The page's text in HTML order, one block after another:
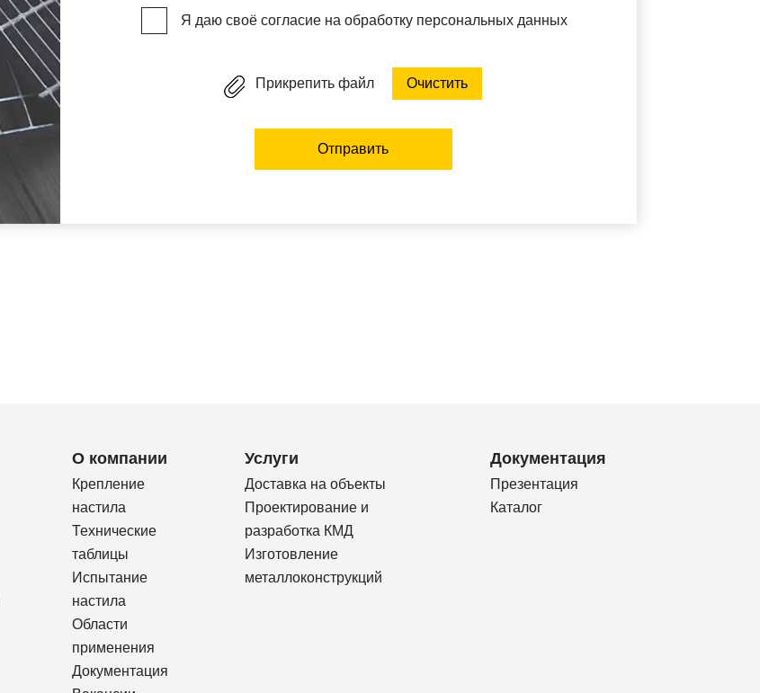
Я даю своё согласие на обработку персональных данных
Прикрепить файл Очистить
Отправить
О компании
Крепление
настила
Технические
таблицы
Испытание
настила
Области
применения
Документация
Услуги
Доставка на объекты
Проектирование и
разработка КМД
Изготовление
металлоконструкций
Документация
Презентация
Каталог